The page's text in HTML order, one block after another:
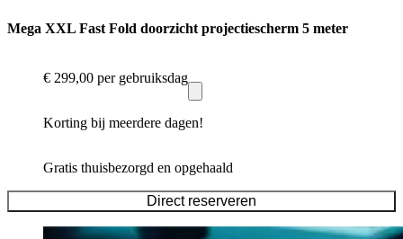
Mega XXL Fast Fold doorzicht projectiescherm 5 meter
€ 299,00 per gebruiksdag
Korting bij meerdere dagen!
Gratis thuisbezorgd en opgehaald
Direct reserveren